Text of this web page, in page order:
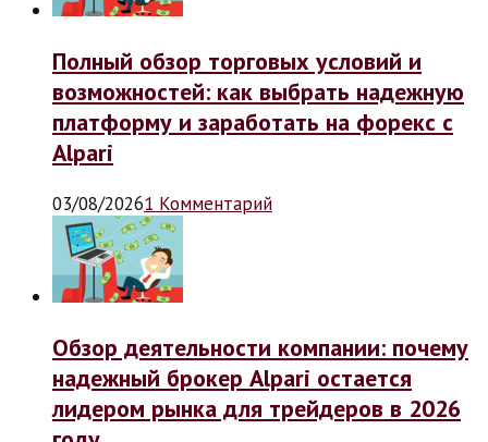
Полный обзор торговых условий и
возможностей: как выбрать надежную
платформу и заработать на форекс с
Alpari
03/08/20261 Комментарий
Обзор деятельности компании: почему
надежный брокер Alpari остается
лидером рынка для трейдеров в 2026